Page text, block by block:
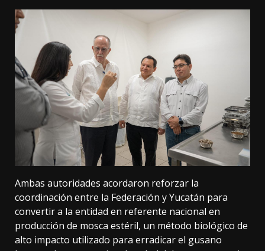
Ambas autoridades acordaron reforzar la
coordinación entre la Federación y Yucatán para
convertir a la entidad en referente nacional en
producción de mosca estéril, un método biológico de
alto impacto utilizado para erradicar el gusano